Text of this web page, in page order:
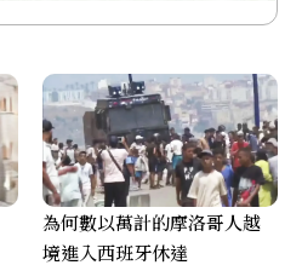
為何數以萬計的摩洛哥人越
境進入西班牙休達